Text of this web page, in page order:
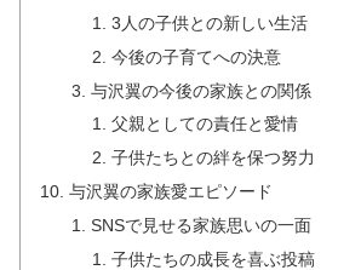
3人の子供との新しい生活
今後の子育てへの決意
与沢翼の今後の家族との関係
父親としての責任と愛情
子供たちとの絆を保つ努力
与沢翼の家族愛エピソード
SNSで見せる家族思いの一面
子供たちの成長を喜ぶ投稿